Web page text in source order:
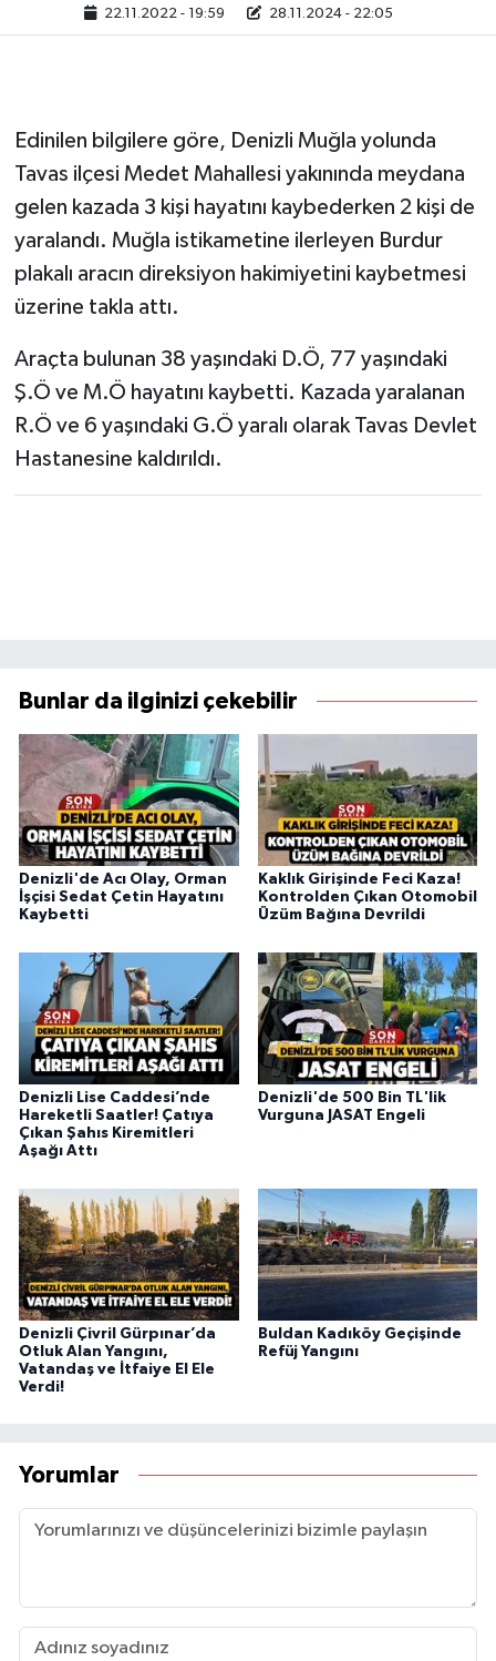
22.11.2022 - 19:59 28.11.2024 - 22:05
Edinilen bilgilere göre, Denizli Muğla yolunda
Tavas ilçesi Medet Mahallesi yakınında meydana
gelen kazada 3 kişi hayatını kaybederken 2 kişi de
yaralandı. Muğla istikametine ilerleyen Burdur
plakalı aracın direksiyon hakimiyetini kaybetmesi
üzerine takla attı.
Araçta bulunan 38 yaşındaki D.Ö, 77 yaşındaki
Ş.Ö ve M.Ö hayatını kaybetti. Kazada yaralanan
R.Ö ve 6 yaşındaki G.Ö yaralı olarak Tavas Devlet
Hastanesine kaldırıldı.
Bunlar da ilginizi çekebilir
Denizli'de Acı Olay, Orman
İşçisi Sedat Çetin Hayatını
Kaybetti
Kaklık Girişinde Feci Kaza!
Kontrolden Çıkan Otomobil
Üzüm Bağına Devrildi
Denizli Lise Caddesi’nde
Hareketli Saatler! Çatıya
Çıkan Şahıs Kiremitleri
Aşağı Attı
Denizli'de 500 Bin TL'lik
Vurguna JASAT Engeli
Denizli Çivril Gürpınar’da
Otluk Alan Yangını,
Vatandaş ve İtfaiye El Ele
Verdi!
Buldan Kadıköy Geçişinde
Refüj Yangını
Yorumlar